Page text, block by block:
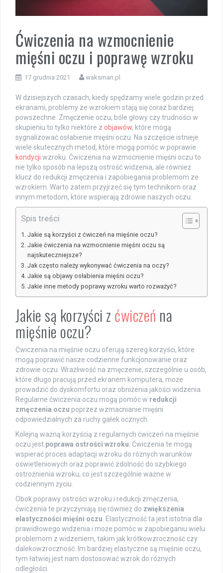
Ćwiczenia na wzmocnienie
mięśni oczu i poprawę wzroku
17 grudnia 2021 waksman.pl
W dzisiejszych czasach, kiedy spędzamy wiele godzin przed
ekranami, problemy ze wzrokiem stają się coraz bardziej
powszechne. Zmęczenie oczu, bóle głowy czy trudności w
skupieniu to tylko niektóre z objawów, które mogą
sygnalizować osłabienie mięśni oczu. Na szczęście istnieje
wiele skutecznych metod, które mogą pomóc w poprawie
kondycji wzroku. Ćwiczenia na wzmocnienie mięśni oczu to
nie tylko sposób na lepszą ostrość widzenia, ale również
klucz do redukcji zmęczenia i zapobiegania problemom ze
wzrokiem. Warto zatem przyjrzeć się tym technikom oraz
innym metodom, które wspierają zdrowie naszych oczu.
Spis treści
Jakie są korzyści z ćwiczeń na mięśnie oczu?
Jakie ćwiczenia na wzmocnienie mięśni oczu są
najskuteczniejsze?
Jak często należy wykonywać ćwiczenia na oczy?
Jakie są objawy osłabienia mięśni oczu?
Jakie inne metody poprawy wzroku warto rozważyć?
Jakie są korzyści z ćwiczeń na
mięśnie oczu?
Ćwiczenia na mięśnie oczu oferują szereg korzyści, które
mogą poprawić nasze codzienne funkcjonowanie oraz
zdrowie oczu. Wrażliwość na zmęczenie, szczególnie u osób,
które długo pracują przed ekranem komputera, może
prowadzić do dyskomfortu oraz obniżenia jakości widzenia.
Regularne ćwiczenia oczu mogą pomóc w redukcji
zmęczenia oczu poprzez wzmacnianie mięśni
odpowiedzialnych za ruchy gałek ocznych.
Kolejną ważną korzyścią z regularnych ćwiczeń na mięśnie
oczu jest poprawa ostrości wzroku . Ćwiczenia te mogą
wspierać proces adaptacji wzroku do różnych warunków
oświetleniowych oraz poprawić zdolność do szybkiego
ostrożnienia wzroku, co jest szczególnie ważne w
codziennym życiu.
Obok poprawy ostrości wzroku i redukcji zmęczenia,
ćwiczenia te przyczyniają się również do zwiększenia
elastyczności mięśni oczu . Elastyczność ta jest istotna dla
prawidłowego widzenia i może pomóc w zapobieganiu wielu
problemom z widzeniem, takim jak krótkowzroczność czy
dalekowzroczność. Im bardziej elastyczne są mięśnie oczu,
tym łatwiej jest nam dostosować wzrok do różnych
odległości.